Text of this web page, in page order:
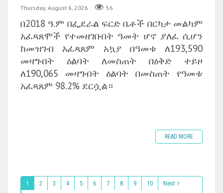
Thursday, August 6, 2026 56
በ2018 ዓ.ም በፌደራል ፍርድ ቤቶች በርካታ መልካም
አፈጻጸሞች የተመዘገቡበት ዓመት ሆኖ ያለፈ ሲሆን
ከመዝገብ አፈጻጸም አኳያ በዓመቱ ለ193,590
መዛግብት ዕልባት ለመስጠት በዕቅድ ተይዞ
ለ190,065 መዛግብት ዕልባት በመስጠት የዓመቱ
አፈጻጸም 98.2% ደርሷል።
READ MORE
1 2 3 4 5 6 7 8 9 10 Next